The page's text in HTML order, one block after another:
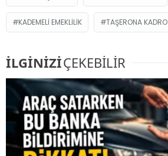
KADEMELI EMEKLILIK TAŞERONA KADRO
İLGİNİZİÇEKEBİLİR